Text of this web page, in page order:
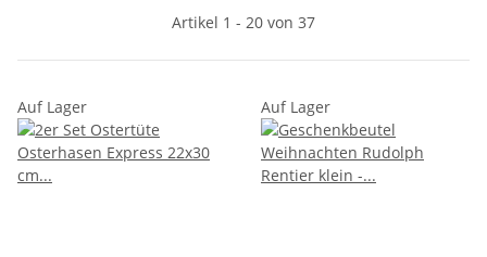
Artikel 1 - 20 von 37
Auf Lager Auf Lager